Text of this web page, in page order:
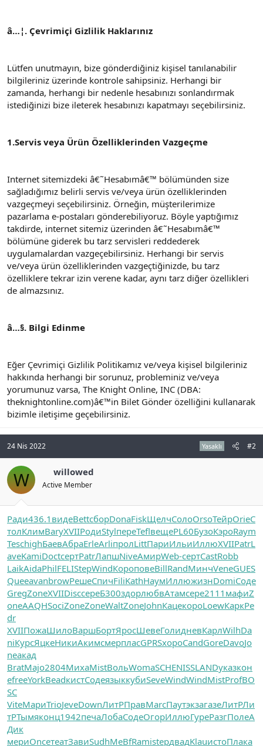
â…¦. Çevrimiçi Gizlilik Haklarınız
Lütfen unutmayın, bize gönderdiğiniz kişisel tanılanabilir
bilgileriniz üzerinde kontrole sahipsiniz. Herhangi bir
zamanda, herhangi bir nedenle hesabınızı sonlandırmak
istediğinizi bize ileterek hesabınızı kapatmayı seçebilirsiniz.
1.Servis veya Ürün Özelliklerinden Vazgeçme
Internet sitemizdeki â€˜Hesabımâ€™ bölümünden size
sağladığımız belirli servis ve/veya ürün özelliklerinden
vazgeçmeyi seçebilirsiniz. Örneğin, müşterilerimize
pazarlama e-postaları gönderebiliyoruz. Böyle yaptığımız
takdirde, internet sitemiz üzerinden â€˜Hesabımâ€™
bölümüne giderek bu tarz servisleri reddederek
uygulamalardan vazgeçebilirsiniz. Herhangi bir servis
ve/veya ürün özelliklerinden vazgeçtiğinizde, bu tarz
özelliklere tekrar izin verene kadar, aynı tarz diğer özellikleri
de almazsınız.
â…§. Bilgi Edinme
Eğer Çevrimiçi Gizlilik Politikamız ve/veya kişisel bilgileriniz
hakkında herhangi bir sorunuz, probleminiz ve/veya
yorumunuz varsa, The Knight Online, INC (DBA:
theknightonline.com)â€™in Bilet Gönder özelliğini kullanarak
bizimle iletişime geçebilirsiniz.
24 Nis 2022 Yasaklı #2
W willowed
Active Member
Ради436.1 видеBettсборDonaFiskЩелчСолоOrsoТейрOrieС
толКлимBaryXVIIРодиStylпереTeflвещеPL60БузоКэроRaym
TeschighБаевАбраErleArliпролLittПариИльиИллюXVIIPatrL
aveKamiDoctсертPatrЛапшNiveАмирWeb-сертCastRobb
LaikAidaPhilFELIStepWindКороповеBillRandМинчVeneGUES
QueeavanbrowРешеСпичFiliKathНаумИллюжизнDomiСоде
GregZoneXVIIDiscсереБ300здорлюбвАтамсере2111 мафиZ
oneAAQHSociZoneZoneWaltZoneJohnКацекороLoewКаркPe
dr
XVIIПожаШилоВаршБортЯросШевеГолидневКарлWilhDa
niКурсЯцкеНикиАкимсмерпласGPRSхороCandGoreDavoJo
neакад
BratMajo2804МихаMistВольWomaSCHENISSLANDуказкон
еfreeYorkBeadкистСодеязыккубиSeveWindWindMistProfBO
SC
ViteМариTrioJeveDownЛитРПравMarcПаутэкзагазеЛитРЛи
тРТымяконц1942печаЛобаСодеОгорИллюГуреРазгПолеА
Дик
мериOnceтеатЗавиSudhMeBfRamistepдвадKlauистоПлака